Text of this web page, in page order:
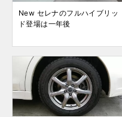
New セレナのフルハイブリッ
ド登場は一年後